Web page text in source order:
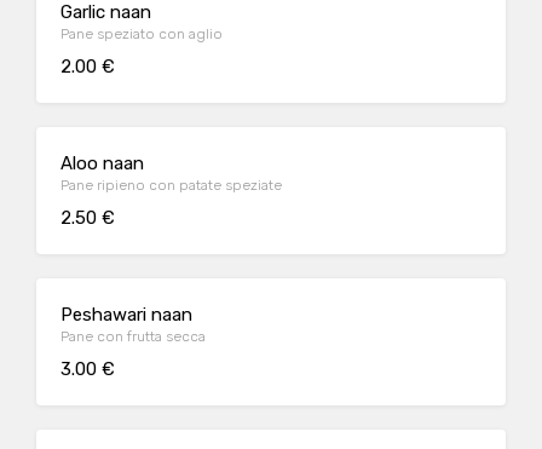
Garlic naan
Pane speziato con aglio
2.00 €
Aloo naan
Pane ripieno con patate speziate
2.50 €
Peshawari naan
Pane con frutta secca
3.00 €